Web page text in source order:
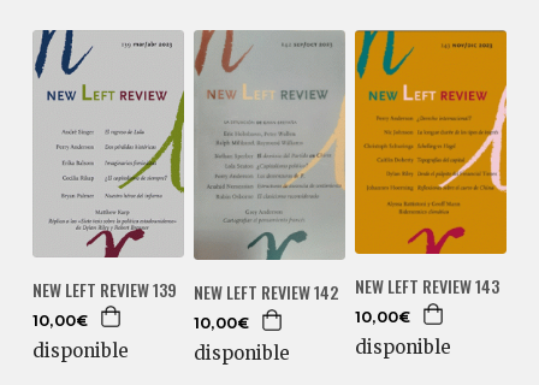
NEW LEFT REVIEW 139
10,00€
disponible
NEW LEFT REVIEW 142
10,00€
disponible
NEW LEFT REVIEW 143
10,00€
disponible